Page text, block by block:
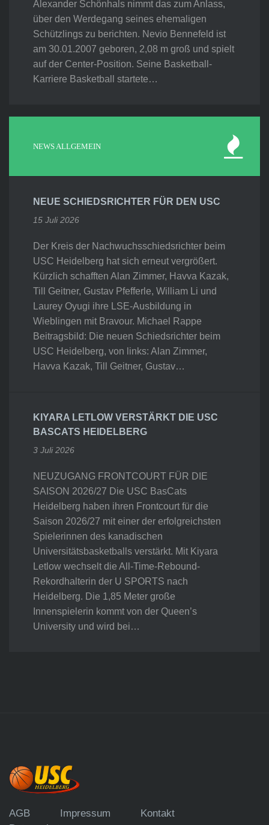
Alexander Schönhals nimmt das zum Anlass,
über den Werdegang seines ehemaligen
Schützlings zu berichten. Nevio Bennefeld ist
am 30.01.2007 geboren, 2,08 m groß und spielt
auf der Center-Position. Seine Basketball-
Karriere Basketball startete…
NEWS ALLGEMEIN
NEUE SCHIEDSRICHTER FÜR DEN USC
15 Juli 2026
Der Kreis der Nachwuchsschiedsrichter beim
USC Heidelberg hat sich erneut vergrößert.
Kürzlich schafften Alan Zimmer, Havva Kazak,
Till Geitner, Gustav Pfefferle, William Li und
Laurey Oyugi ihre LSE-Ausbildung in
Wieblingen mit Bravour. Michael Rappe
Beitragsbild: Die neuen Schiedsrichter beim
USC Heidelberg, von links: Alan Zimmer,
Havva Kazak, Till Geitner, Gustav…
KIYARA LETLOW VERSTÄRKT DIE USC
BASCATS HEIDELBERG
3 Juli 2026
NEUZUGANG FRONTCOURT FÜR DIE
SAISON 2026/27 Die USC BasCats
Heidelberg haben ihren Frontcourt für die
Saison 2026/27 mit einer der erfolgreichsten
Spielerinnen des kanadischen
Universitätsbasketballs verstärkt. Mit Kiyara
Letlow wechselt die All-Time-Rebound-
Rekordhalterin der U SPORTS nach
Heidelberg. Die 1,85 Meter große
Innenspielerin kommt von der Queen’s
University und wird bei…
AGB Impressum
Kontakt